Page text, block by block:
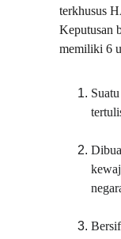
terkhusus
Keputusan
memiliki 6